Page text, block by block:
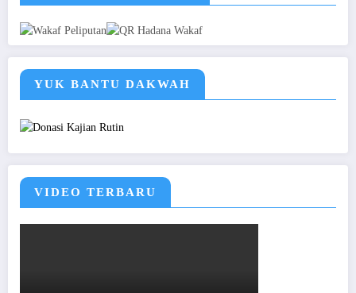
YUK BANTU DAKWAH
VIDEO TERBARU